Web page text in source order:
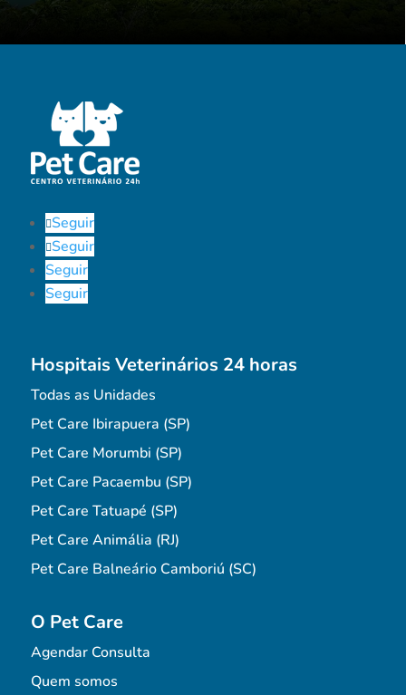
Seguir
Seguir
Seguir
Seguir
Hospitais Veterinários 24 horas
Todas as Unidades
Pet Care Ibirapuera (SP)
Pet Care Morumbi (SP)
Pet Care Pacaembu (SP)
Pet Care Tatuapé (SP)
Pet Care Animália (RJ)
Pet Care Balneário Camboriú (SC)
O Pet Care
Agendar Consulta
Quem somos